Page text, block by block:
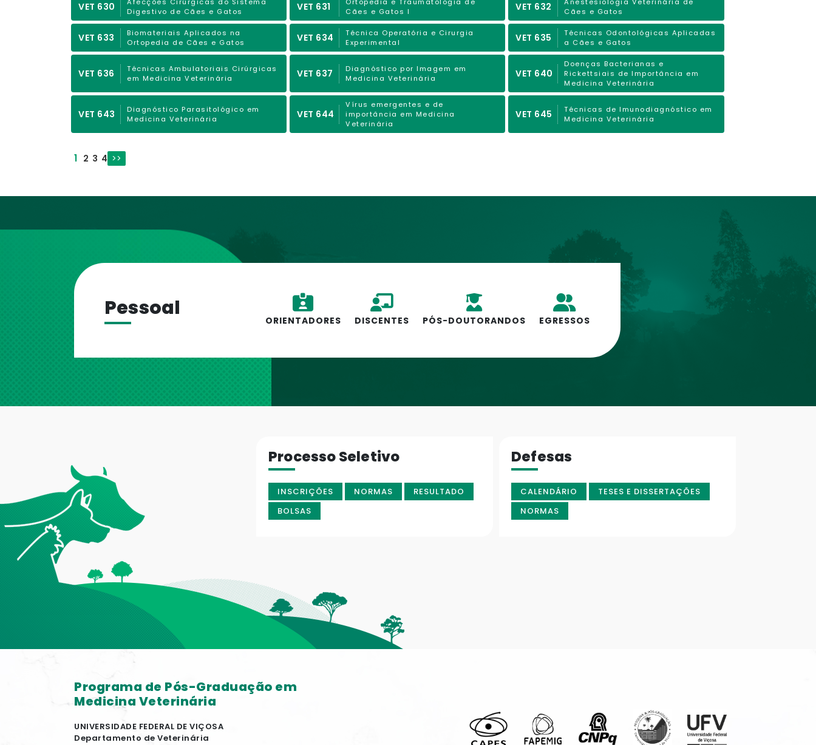
VET 630
Digestivo de Cães e Gatos
VET 631
Cães e Gatos I
VET 632
Cães e Gatos
VET 633
Biomateriais Aplicados na
Ortopedia de Cães e Gatos
VET 634
Técnica Operatória e Cirurgia
Experimental
VET 635
Técnicas Odontológicas Aplicadas
a Cães e Gatos
VET 636
Técnicas Ambulatoriais Cirúrgicas
em Medicina Veterinária
VET 637
Diagnóstico por Imagem em
Medicina Veterinária
VET 640
Doenças Bacterianas e
Rickettsiais de Importância em
Medicina Veterinária
VET 643
Diagnóstico Parasitológico em
Medicina Veterinária
VET 644
Vírus emergentes e de
importância em Medicina
Veterinária
VET 645
Técnicas de Imunodiagnóstico em
Medicina Veterinária
1 2 3 4 >>
Pessoal
ORIENTADORES DISCENTES PÓS-DOUTORANDOS EGRESSOS
Processo Seletivo
INSCRIÇÕES NORMAS
RESULTADO
BOLSAS
Defesas
CALENDÁRIO
TESES E DISSERTAÇÕES
NORMAS
Programa de Pós-Graduação em
Medicina Veterinária
UNIVERSIDADE FEDERAL DE VIÇOSA
Departamento de Veterinária